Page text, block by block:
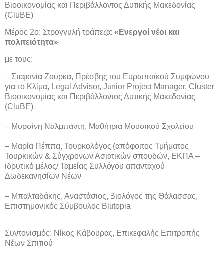
Bιοοικονομίας και Περιβάλλοντος Δυτικής Μακεδονίας
(CluBE)
Μέρος 2ο: Στρογγυλή τράπεζα: «Ενεργοί νέοι και
πολιτειότητα»
με τους:
– Στεφανία Ζούρκα, Πρέσβης του Ευρωπαϊκού Συμφώνου
για το Κλίμα, Legal Advisor, Junior Project Manager, Cluster
Bιοοικονομίας και Περιβάλλοντος Δυτικής Μακεδονίας
(CluBE)
– Μυρσίνη Ναλμπάντη, Μαθήτρια Μουσικού Σχολείου
– Μαρία Πέππα, Τουρκολόγος (απόφοιτος Τμήματος
Τουρκικών & Σύγχρονων Ασιατικών σπουδών, ΕΚΠΑ –
ιδρυτικό μέλος/ Ταμείας Συλλόγου απανταχού
Δωδεκανησίων Νέων
– Μπαλταδάκης, Αναστάσιος, Βιολόγος της Θάλασσας,
Επιστημονικός Σύμβουλος Blutopia
Συντονισμός: Νίκος Κάβουρας, Επικεφαλής Επιτροπής
Νέων Σπιτιού